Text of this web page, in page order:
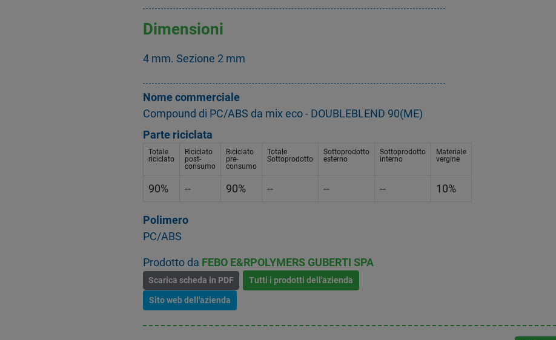
Dimensioni
4 mm. Sezione 2 mm
Nome commerciale
Compound di PC/ABS da mix eco - DOUBLEBLEND 90(ME)
Parte riciclata
Totale
riciclato
Riciclato
post-
consumo
Riciclato
pre-
consumo
Totale
Sottoprodotto
Sottoprodotto
esterno
Sottoprodotto
interno
Materiale
vergine
90% -- 90% -- -- -- 10%
Polimero
PC/ABS
Prodotto da FEBO E&RPOLYMERS GUBERTI SPA
Scarica scheda in PDF Tutti i prodotti dell'azienda
Sito web dell'azienda